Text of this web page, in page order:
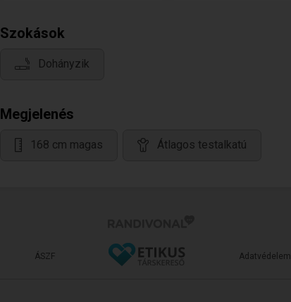
Szokások
Dohányzik
Megjelenés
168 cm magas Átlagos testalkatú
ÁSZF Adatvédelem